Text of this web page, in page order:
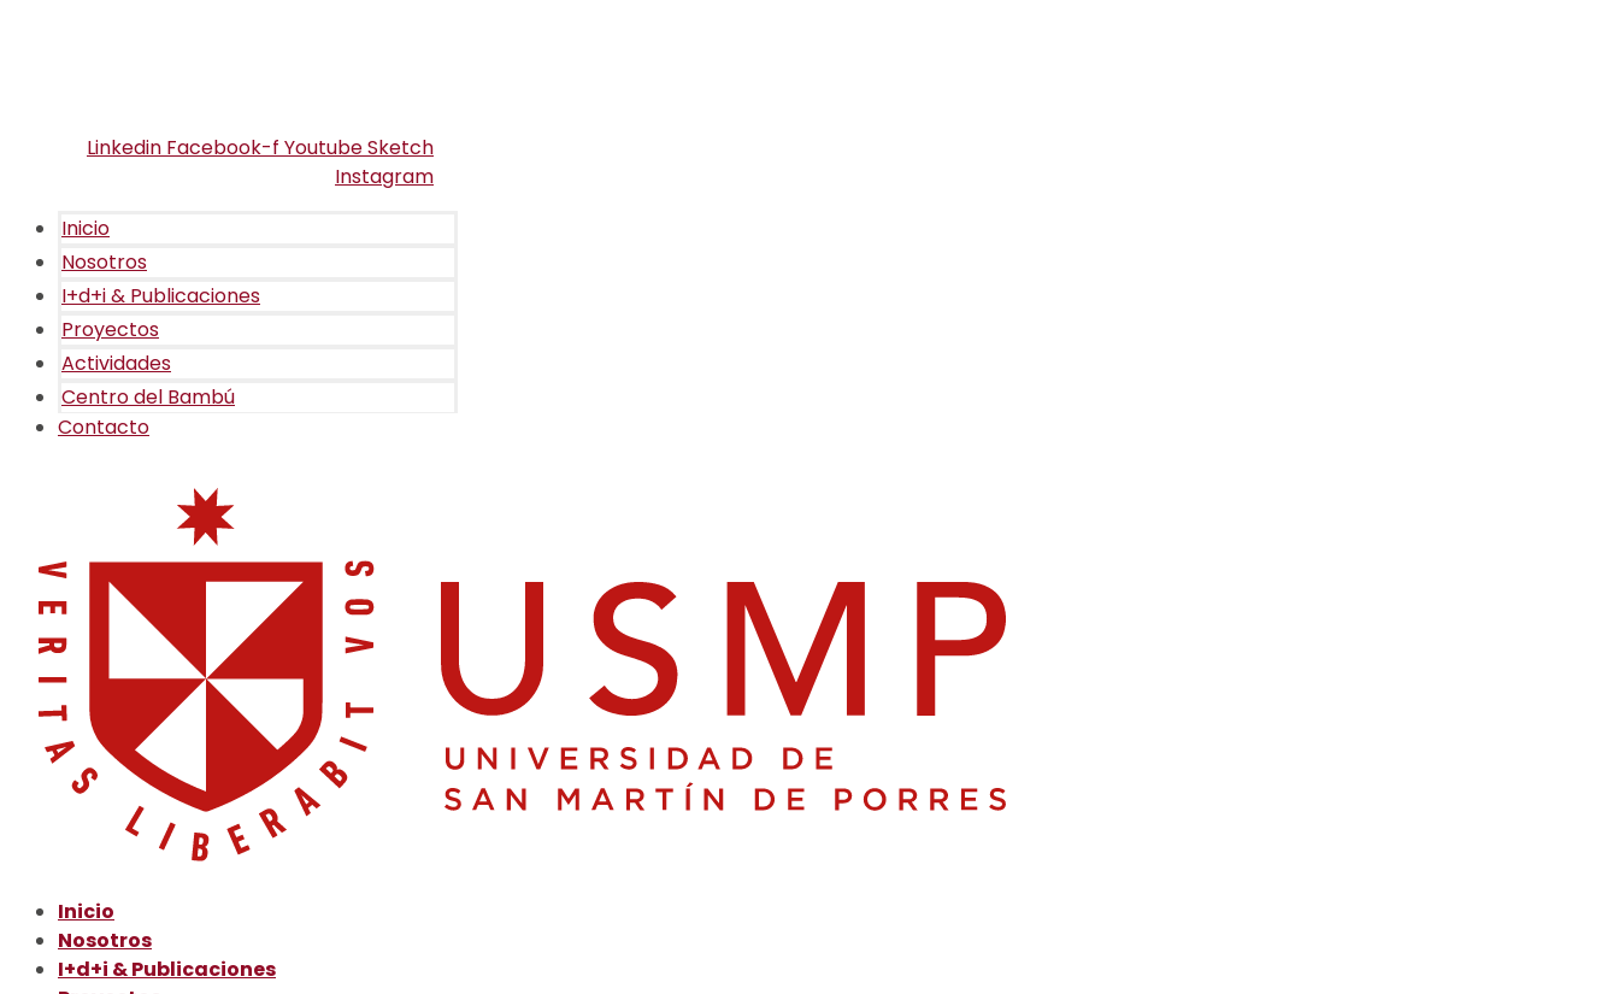
Linkedin Facebook-f YoutubeSketch
Instagram
Inicio
Nosotros
I+d+i & Publicaciones
Proyectos
Actividades
Centro del Bambú
Contacto
Inicio
Nosotros
I+d+i & Publicaciones